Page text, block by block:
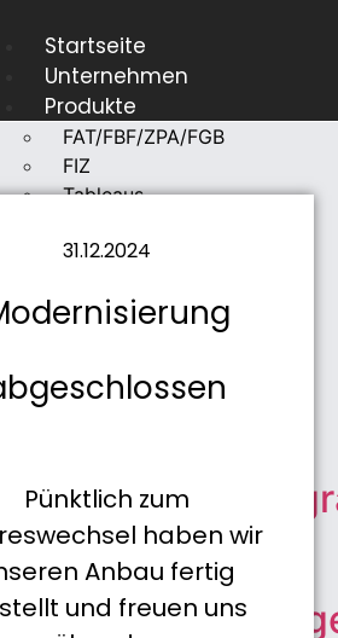
Startseite
Unternehmen
Produkte
FAT/FBF/ZPA/FGB
FIZ
Tableaus
Alle anzeigen…
Übersicht
CAD-
31.12.2024
Pünktlich zum
haben wir
Anbau fertig
und freuen uns